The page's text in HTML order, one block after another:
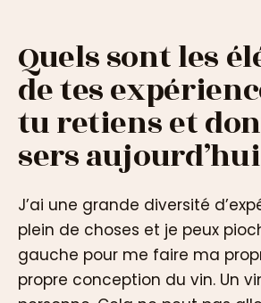
Quels sont les
de tes
tu retiens et
sers
J’ai une grande diversité
plein de choses et je peux
gauche pour me faire ma
propre conception du vin. Un